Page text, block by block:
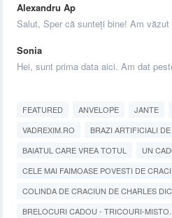
Alexandru Ap
Salut, Sper că sunteți bine! Am
Sonia
Hei, sunt prima data aici. Am dat
FEATURED ANVELOPE JANTE
VADREXIM.RO
BRAZI ARTIFICIALI
BAIATUL CARE VREA TOTUL
UN
CELE MAI FAIMOASE POVESTI DE
COLINDA DE CRACIUN DE CHARLES
BRELOCURI CADOU - TRICOURI-